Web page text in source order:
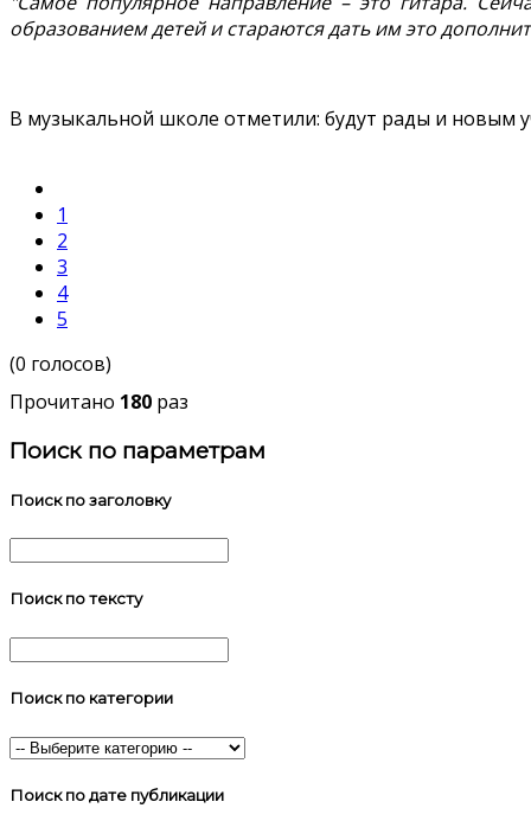
образованием детей и стараются дать им это
В музыкальной школе отметили: будут рады и новым
1
2
3
4
5
(0 голосов)
Прочитано 180 раз
Поиск по параметрам
Поиск по заголовку
Поиск по тексту
Поиск по категории
Поиск по дате публикации